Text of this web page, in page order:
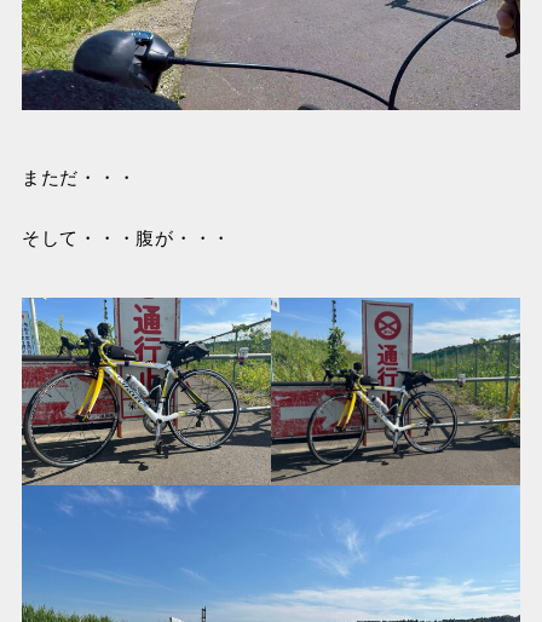
まただ・・・
そして・・・腹が・・・